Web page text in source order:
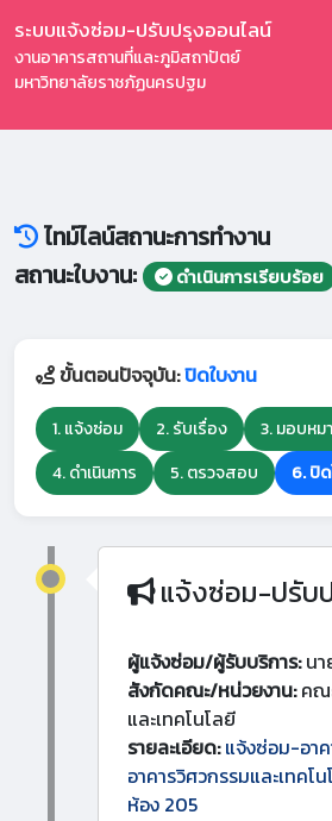
ระบบแจ้งซ่อม-ปรับปรุงออนไลน์
งานอาคารสถานที่และภูมิสถาปัตย์
มหาวิทยาลัยราชภัฏนครปฐม
ไทม์ไลน์สถานะการทำงาน
สถานะใบงาน:
ดำเนินการเรียบร้อย
ขั้นตอนปัจจุบัน:ปิดใบงาน
1. แจ้งซ่อม 2. รับเรื่อง
3. มอบหม
4. ดำเนินการ
5. ตรวจสอบ 6. ปิ
แจ้งซ่อม-ปรับ
ผู้แจ้งซ่อม/ผู้รับบริการ:นา
สังกัดคณะ/หน่วยงาน:คณ
และเทคโนโลยี
รายละเอียด: แจ้งซ่อม-อา
อาคารวิศวกรรมและเทคโ
ห้อง 205